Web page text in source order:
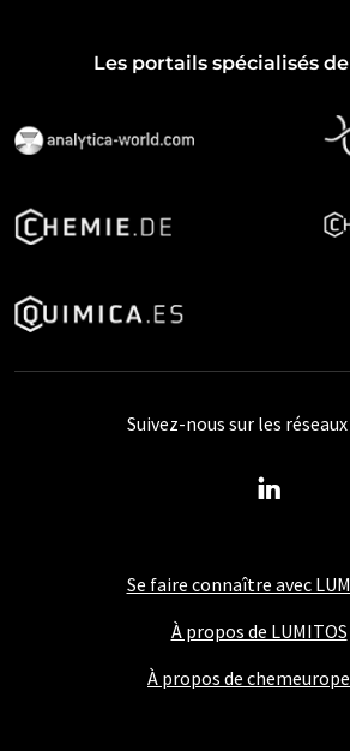
Les portails spécialisés de
Se faire connaître avec
À propos de LUMITOS
À propos de
Suivez-nous sur les